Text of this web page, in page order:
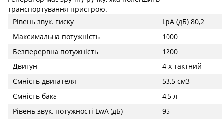
транспортування пристрою.
Рівень звук. тиску
LpA (дБ) 80,2
Максимальна потужність
1000
Безперервна потужність
1200
Двигун
4-х тактний
Ємність двигателя
53,5 см3
Ємність бака
4,5 л
Рівень звук. потужності LwA (дБ)
95